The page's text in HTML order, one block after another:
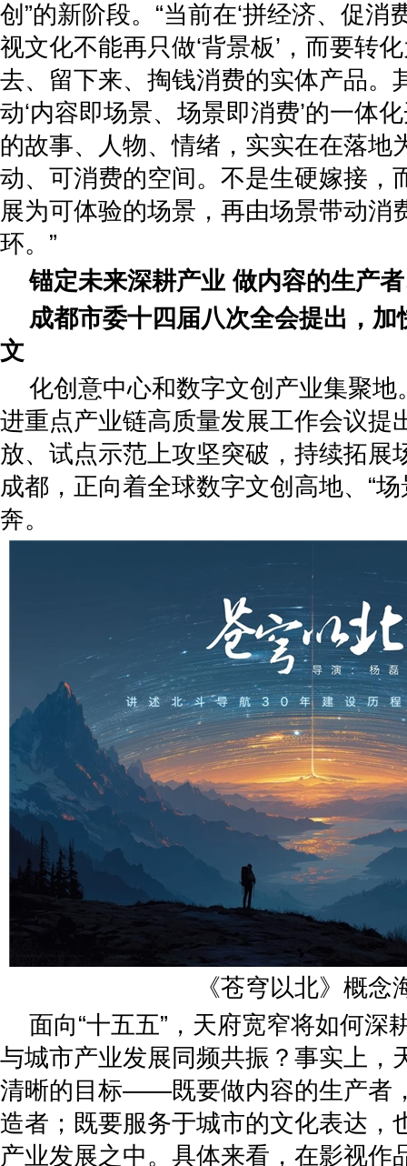
创”的新阶段。“当前在‘拼经济、促消
视文化不能再只做‘背景板’，而要转
去、留下来、掏钱消费的实体产品。
动‘内容即场景、场景即消费’的一
的故事、人物、情绪，实实在在落地
动、可消费的空间。不是生硬嫁接，
展为可体验的场景，再由场景带动消
环。”
锚定未来深耕产业 做内容的生产
成都市委十四届八次全会提出，加
文
化创意中心和数字文创产业集聚地
进重点产业链高质量发展工作会议提
放、试点示范上攻坚突破，持续拓展
成都，正向着全球数字文创高地、“
奔。
《苍穹以北》概念
面向“十五五”，天府宽窄将如何深
与城市产业发展同频共振？事实上，
清晰的目标——既要做内容的生产者
造者；既要服务于城市的文化表达，
产业发展之中。具体来看，在影视作